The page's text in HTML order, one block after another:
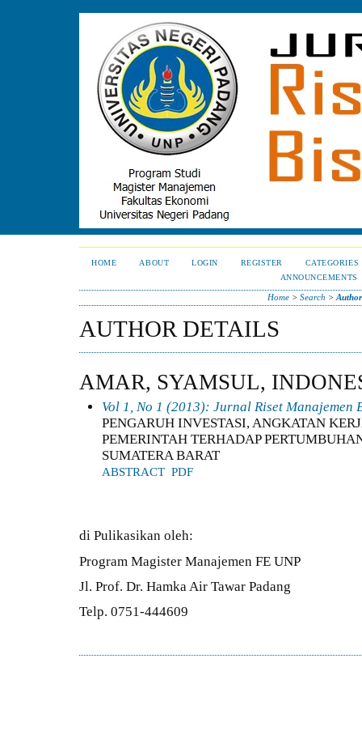
HOME ABOUT LOGIN REGISTER
CATEGORIES
ANNOUNCEMENTS
Home> Search >
AUTHOR DETAILS
AMAR, SYAMSUL,
Vol 1, No 1 (2013): Jurnal Riset Manajemen
PENGARUH INVESTASI, ANGKATAN
PEMERINTAH TERHADAP
SUMATERA BARAT
ABSTRACT PDF
di Pulikasikan oleh:
Program Magister Manajemen FE UNP
Jl. Prof. Dr. Hamka Air Tawar Padang
Telp. 0751-444609